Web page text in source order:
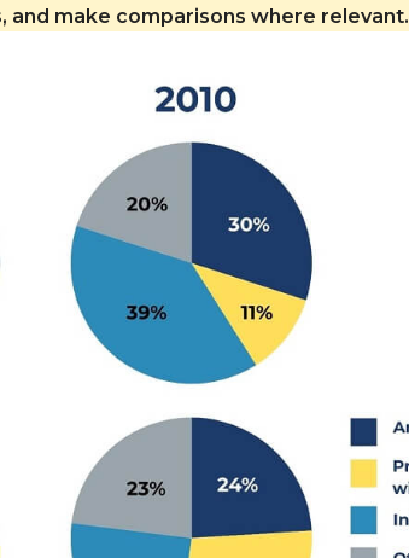
make comparisons where relevant.